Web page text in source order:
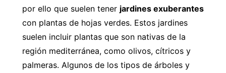
por ello que suelen tener jardines exuberantes
con plantas de hojas verdes. Estos jardines
suelen incluir plantas que son nativas de la
región mediterránea, como olivos, cítricos y
palmeras. Algunos de los tipos de árboles y